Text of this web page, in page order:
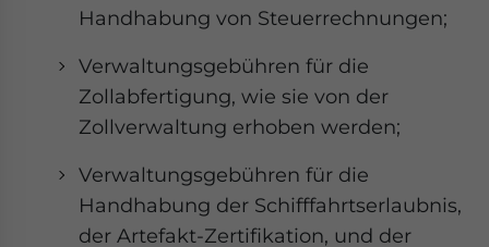
Handhabung von Steuerrechnungen;
Verwaltungsgebühren für die
Zollabfertigung, wie sie von der
Zollverwaltung erhoben werden;
Verwaltungsgebühren für die
Handhabung der Schifffahrtserlaubnis,
der Artefakt-Zertifikation, und der